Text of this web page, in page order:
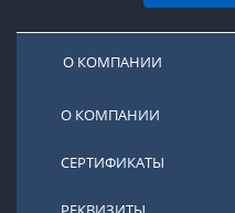
О КОМПАНИИ
О КОМПАНИИ
СЕРТИФИКАТЫ